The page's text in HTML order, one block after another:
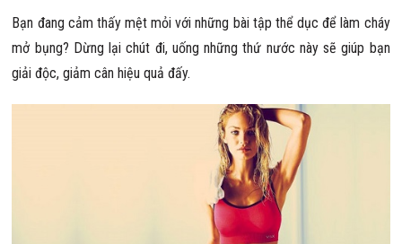
Bạn đang cảm thấy mệt mỏi với những bài tập thể dục để làm cháy
mở bụng? Dừng lại chút đi, uống những thứ nước này sẽ giúp bạn
giải độc, giảm cân hiệu quả đấy.